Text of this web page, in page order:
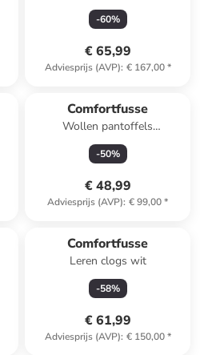
-60%
€ 65,99
Adviesprijs (AVP): € 167,00*
Comfortfusse
Wollen pantoffels
donkerblauw
-50%
€ 48,99
Adviesprijs (AVP): € 99,00*
Comfortfusse
Leren clogs wit
-58%
€ 61,99
Adviesprijs (AVP): € 150,00*